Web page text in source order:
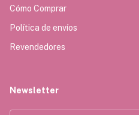
Cómo Comprar
Política de envíos
Revendedores
Newsletter